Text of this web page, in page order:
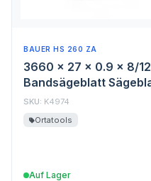
BAUER HS 260 ZA
3660 x 27 x 0.9 x 8/
Bandsägeblatt
SKU: K4974
Ortatools
Auf Lager